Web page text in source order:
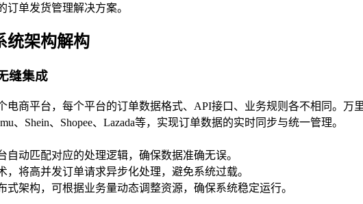
单发货管理解决方案。
统架构解构
缝集成
电商平台，每个平台的订单数据格式、API接口、业务规则各不相同。万
、Shein、Shopee、Lazada等，实现订单数据的实时同步与统一管理。
动匹配对应的处理逻辑，确保数据准确无误。
将高并发订单请求异步化处理，避免系统过载。
式架构，可根据业务量动态调整资源，确保系统稳定运行。